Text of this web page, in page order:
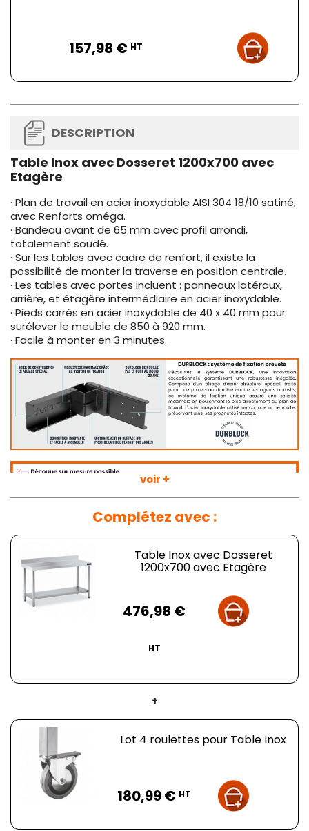
157,98 € HT
DESCRIPTION
Table Inox avec Dosseret 1200x700 avec
Etagère
· Plan de travail en acier inoxydable AISI 304 18/10 satiné,
avec Renforts oméga.
· Bandeau avant de 65 mm avec profil arrondi,
totalement soudé.
· Sur les tables avec cadre de renfort, il existe la
possibilité de monter la traverse en position centrale.
· Les tables avec portes incluent : panneaux latéraux,
arrière, et étagère intermédiaire en acier inoxydable.
· Pieds carrés en acier inoxydable de 40 x 40 mm pour
surélever le meuble de 850 à 920 mm.
· Facile à monter en 3 minutes.
voir +
Complétez avec :
Table Inox avec Dosseret
1200x700 avec Etagère
476,98 €
HT
+
Lot 4 roulettes pour Table Inox
180,99 € HT